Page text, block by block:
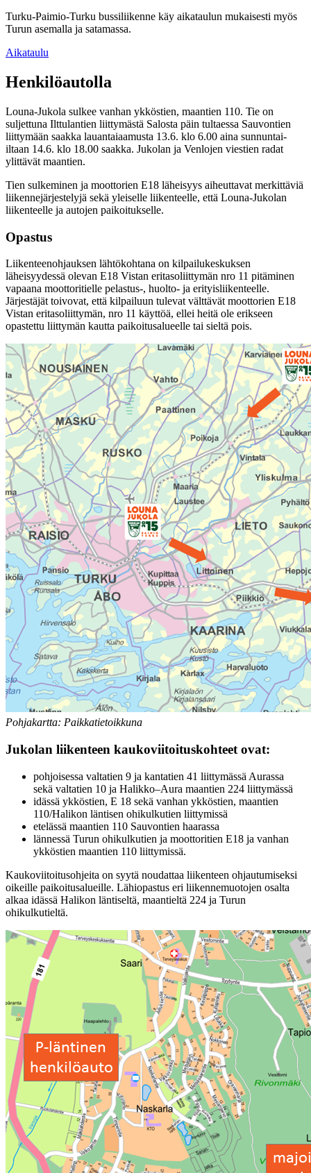
Turku-Paimio-Turku bussiliikenne käy aikataulun mukaisesti myös
Turun asemalla ja satamassa.
Aikataulu
Henkilöautolla
Louna-Jukola sulkee vanhan ykköstien, maantien 110. Tie on
suljettuna Ilttulantien liittymästä Salosta päin tultaessa Sauvontien
liittymään saakka lauantaiaamusta 13.6. klo 6.00 aina sunnuntai-
iltaan 14.6. klo 18.00 saakka. Jukolan ja Venlojen viestien radat
ylittävät maantien.
Tien sulkeminen ja moottorien E18 läheisyys aiheuttavat merkittäviä
liikennejärjestelyjä sekä yleiselle liikenteelle, että Louna-Jukolan
liikenteelle ja autojen paikoitukselle.
Opastus
Liikenteenohjauksen lähtökohtana on kilpailukeskuksen
läheisyydessä olevan E18 Vistan eritasoliittymän nro 11 pitäminen
vapaana moottoritielle pelastus-, huolto- ja erityisliikenteelle.
Järjestäjät toivovat, että kilpailuun tulevat välttävät moottorien E18
Vistan eritasoliittymän, nro 11 käyttöä, ellei heitä ole erikseen
opastettu liittymän kautta paikoitusalueelle tai sieltä pois.
Pohjakartta: Paikkatietoikkuna
Jukolan liikenteen kaukoviitoituskohteet ovat:
pohjoisessa valtatien 9 ja kantatien 41 liittymässä Aurassa
sekä valtatien 10 ja Halikko–Aura maantien 224 liittymässä
idässä ykköstien, E 18 sekä vanhan ykköstien, maantien
110/Halikon läntisen ohikulkutien liittymissä
etelässä maantien 110 Sauvontien haarassa
lännessä Turun ohikulkutien ja moottoritien E18 ja vanhan
ykköstien maantien 110 liittymissä.
Kaukoviitoitusohjeita on syytä noudattaa liikenteen ohjautumiseksi
oikeille paikoitusalueille. Lähiopastus eri liikennemuotojen osalta
alkaa idässä Halikon läntiseltä, maantieltä 224 ja Turun
ohikulkutieltä.